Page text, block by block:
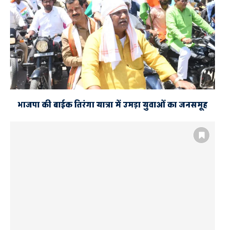
भाजपा की बाईक तिरंगा यात्रा में उमड़ा युवाओं का जनसमूह